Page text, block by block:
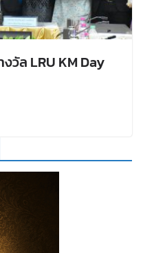
วัล LRU KM Day